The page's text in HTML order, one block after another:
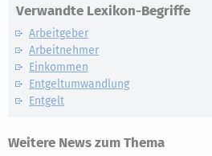
Verwandte Lexikon-Begriffe
Arbeitgeber
Arbeitnehmer
Einkommen
Entgeltumwandlung
Entgelt
Weitere News zum Thema